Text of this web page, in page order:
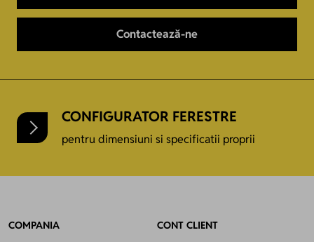
Contactează-ne
CONFIGURATOR FERESTRE
pentru dimensiuni si specificatii proprii
COMPANIA CONT CLIENT